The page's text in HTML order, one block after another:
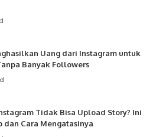
Uang dari Instagram untuk
Banyak Followers
Tidak Bisa Upload Story? Ini
dan Cara Mengatasinya